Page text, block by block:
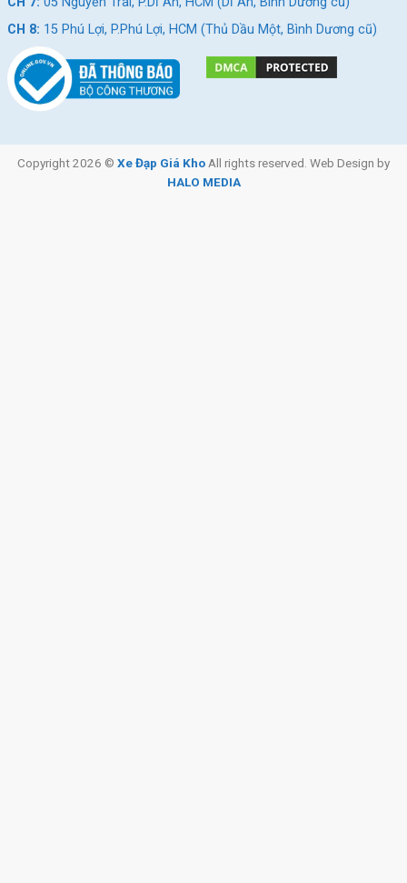
CH 8: 15 Phú Lợi, P.Phú Lợi, HCM (Thủ Dầu Một, Bình Dương cũ)
Copyright 2026 © Xe Đạp Giá KhoAll rights reserved. Web Design by
HALO MEDIA